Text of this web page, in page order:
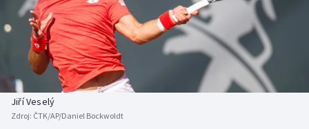
Baseball a softbal
Basketbal
Biatlon
Soutěže
Historické návraty
Aplikace ČT sport
Jiří Veselý
Zdroj: ČTK/AP/Daniel Bockwoldt